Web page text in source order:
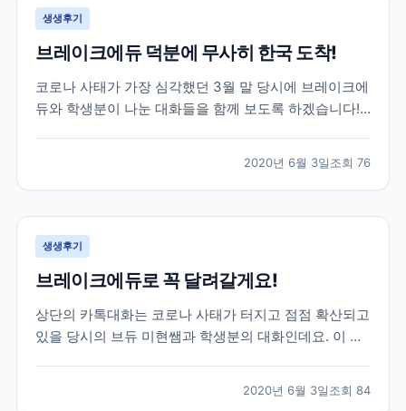
생생후기
브레이크에듀 덕분에 무사히 한국 도착!
코로나 사태가 가장 심각했던 3월 말 당시에 브레이크에
듀와 학생분이 나눈 대화들을 함께 보도록 하겠습니다!
어학연수를 계획하셨지만 3개월 정도 공부 후, 코로나
사태로 인해 어쩔 수 없이 다시 한국으로 돌아오기로 하
였...
2020년 6월 3일조회 76
생생후기
브레이크에듀로 꼭 달려갈게요!
상단의 카톡대화는 코로나 사태가 터지고 점점 확산되고
있을 당시의 브듀 미현쌤과 학생분의 대화인데요. 이 학
국하실 때만 해도 미국에는 코로나의 영향이 거의 없는
2020년 6월 3일조회 84